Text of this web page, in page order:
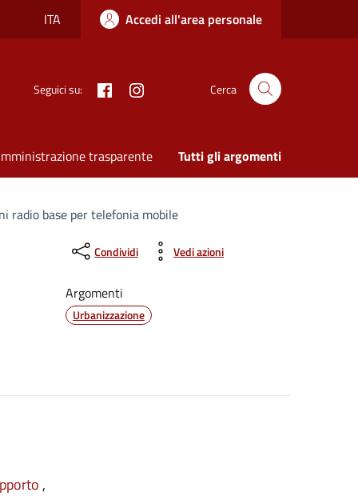
ITA Accedi all'area personale
Seguici su: Facebook Cerca
trasparente Tutti gli argomenti
radio base per telefonia mobile
Condividi Vedi azioni
Argomenti
Urbanizzazione
,